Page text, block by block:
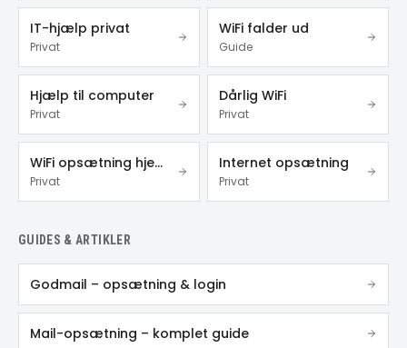
IT-hjælp privat
Privat
WiFi falder ud
Guide
Hjælp til computer
Privat
Dårlig WiFi
Privat
WiFi opsætning hjemme
Privat
Internet opsætning
Privat
GUIDES & ARTIKLER
Godmail – opsætning & login
Mail-opsætning – komplet guide